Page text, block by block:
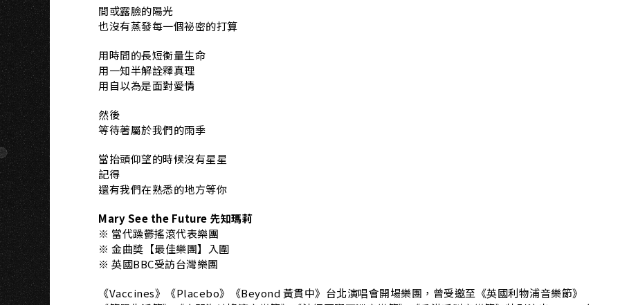
間或露臉的陽光
也沒有蒸發每一個祕密的打算
用時間的長短衡量生命
用一知半解詮釋真理
用自以為是面對愛情
然後
等待著屬於我們的雨季
當抬頭仰望的時候沒有星星
記得
還有我們在熟悉的地方等你
Mary See the Future 先知瑪莉
※ 當代躁鬱搖滾代表樂團
※ 金曲奬【最佳樂團】入圍
※ 英國BBC受訪台灣樂團
《Vaccines》《Placebo》《Beyond 黃貫中》台北演唱會開場樂團，曾受邀至《英國利物浦音樂節》